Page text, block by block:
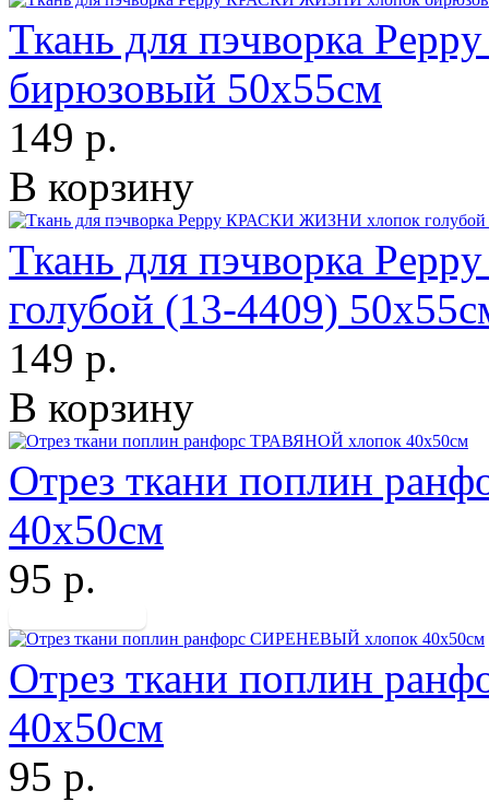
Ткань для пэчворка
бирюзовый 50х55см
149 р.
В корзину
Ткань для пэчворка
голубой (13-4409)
149 р.
В корзину
Отрез ткани поплин
40х50см
95 р.
Отрез ткани поплин
40х50см
95 р.